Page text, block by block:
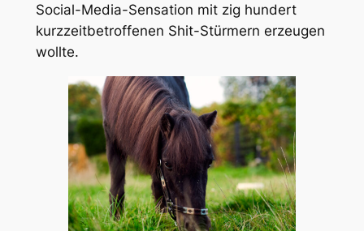
Social-Media-Sensation mit zig hundert
kurzzeitbetroffenen Shit-Stürmern erzeugen
wollte.